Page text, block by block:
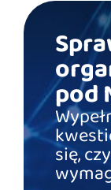
pod
się,